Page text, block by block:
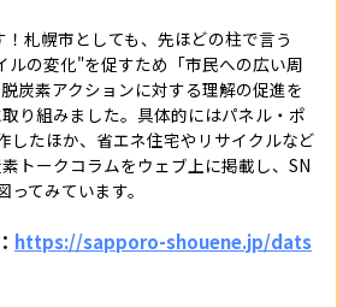
！札幌市としても、先ほどの柱で言う
ルの変化"を促すため「市民への広い周
炭素アクションに対する理解の促進を
り組みました。具体的にはパネル・ポ
したほか、省エネ住宅やリサイクルなど
トークコラムをウェブ上に掲載し、SN
てみています。
https://sapporo-shouene.jp/dats